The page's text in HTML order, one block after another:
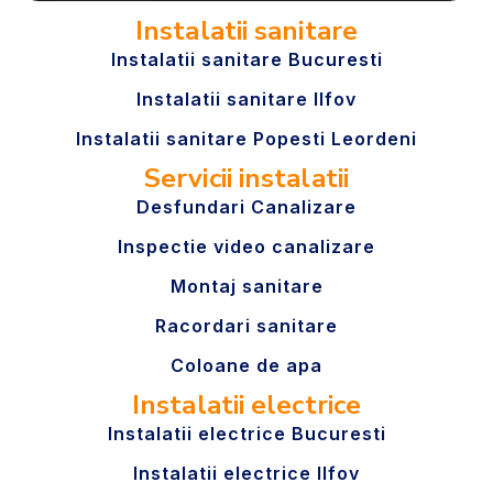
Instalatii sanitare
Instalatii sanitare Bucuresti
Instalatii sanitare Ilfov
Instalatii sanitare Popesti Leordeni
Servicii instalatii
Desfundari Canalizare
Inspectie video canalizare
Montaj sanitare
Racordari sanitare
Coloane de apa
Instalatii electrice
Instalatii electrice Bucuresti
Instalatii electrice Ilfov